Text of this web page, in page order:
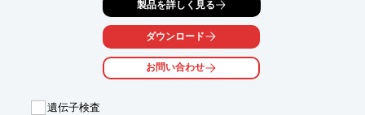
再現可能です。
ラボ実験での菌類の破砕・抽出に適した50W型の「NR-50M」を
大量処理にも対応できる300W型の「NR-300M」やカスタマイズ
600W型の「NR-600M」をラインアップしております。
製品を詳しく見る
ダウンロード
お問い合わせ
遺伝子検査